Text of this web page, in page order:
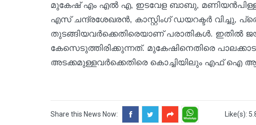
മുകേഷ് എം എൽ എ, ഇടവേള ബാബു,
എസ് ചന്ദ്രശേഖരൻ, കാസ്റ്റിംഗ് ഡയറക്ടർ
തുടങ്ങിയവർക്കെതിരെയാണ് പരാതികൾ. ഇതിൽ
കേസെടുത്തിരിക്കുന്നത്. മുകേഷിനെതിരെ
അടക്കമുള്ളവർക്കെതിരെ കൊച്ചിയിലും എഫ് ഐ
Share this News Now: Like(s):